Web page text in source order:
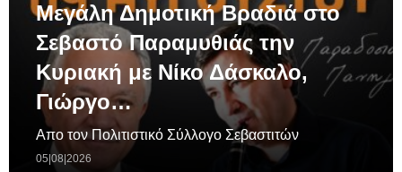
Μεγάλη Δημοτική Βραδιά στο
Σεβαστό Παραμυθιάς την
Κυριακή με Νίκο Δάσκαλο,
Γιώργο…
Απο τον Πολιτιστικό Σύλλογο Σεβαστιτών
05|08|2026